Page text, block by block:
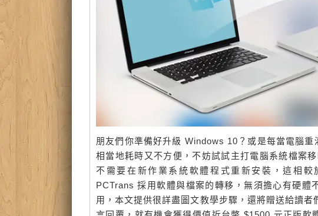
朋友們你準備好升級 Windows 10？或是每當電腦
相當地耗時又不方便，不妨試試主打電腦系統檔案
不需要在新作業系統軟體程式重新安裝，這相
PCTrans 採用軟體與檔案的轉移，無須擔心有硬體
用，本文提供很詳盡圖文教學步驟，還將贈送給讀